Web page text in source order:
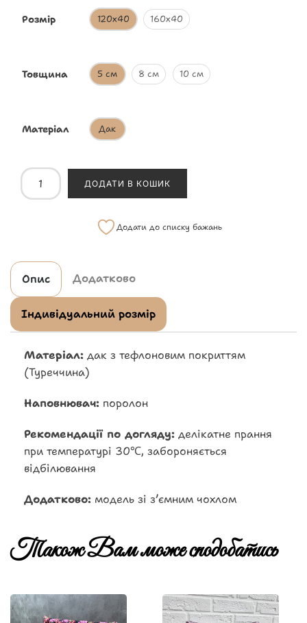
Розмір 120х40 160х40
Товщина 5 см 8 см 10 см
Матеріал Дак
ДОДАТИ В КОШИК
Додати до списку бажань
Опис Додатково
Індивідуальний розмір
Матеріал: дак з тефлоновим покриттям
(Туреччина)
Наповнювач: поролон
Рекомендації по догляду: делікатне прання
при температурі 30℃, забороняється
відбілювання
Додатково: модель зі зʼємним чохлом
Також Вам може сподобатись